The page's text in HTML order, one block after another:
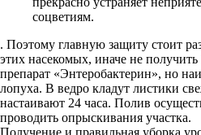
соцветиям.
. Поэтому главную защиту стоит
этих насекомых, иначе не
препарат «Энтеробактерин», но
лопуха. В ведро кладут листики
настаивают 24 часа. Полив
проводить опрыскивания участка.
Получение и правильная уборка